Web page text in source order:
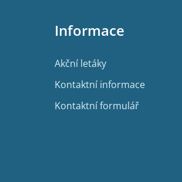
Informace
Akční letáky
Kontaktní informace
Kontaktní formulář